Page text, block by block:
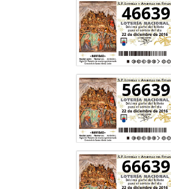
46639
56639
66639